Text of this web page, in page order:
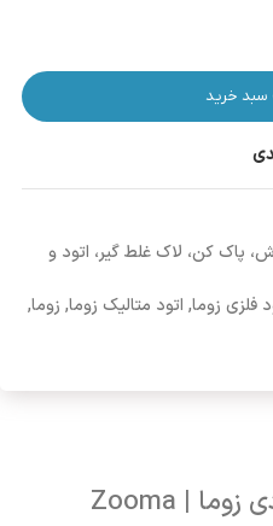
سبد خرید
پاک کن، لاک غلط گیر، اتود و
فلزی زوما, اتود متالیک زوما, زوما,